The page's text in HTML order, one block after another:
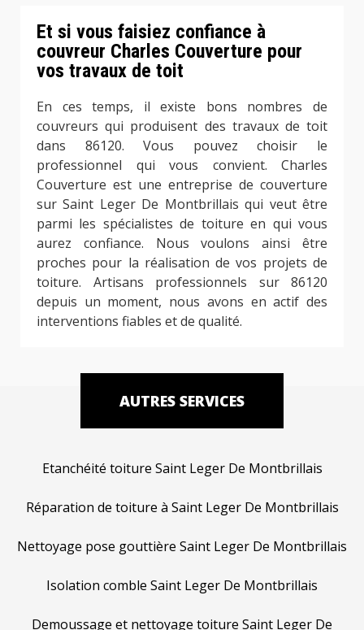
Et si vous faisiez confiance à
couvreur Charles Couverture pour
vos travaux de toit
En ces temps, il existe bons nombres de
couvreurs qui produisent des travaux de toit
dans 86120. Vous pouvez choisir le
professionnel qui vous convient. Charles
Couverture est une entreprise de couverture
sur Saint Leger De Montbrillais qui veut être
parmi les spécialistes de toiture en qui vous
aurez confiance. Nous voulons ainsi être
proches pour la réalisation de vos projets de
toiture. Artisans professionnels sur 86120
depuis un moment, nous avons en actif des
interventions fiables et de qualité.
AUTRES SERVICES
Etanchéité toiture Saint Leger De Montbrillais
Réparation de toiture à Saint Leger De Montbrillais
Nettoyage pose gouttière Saint Leger De Montbrillais
Isolation comble Saint Leger De Montbrillais
Demoussage et nettoyage toiture Saint Leger De